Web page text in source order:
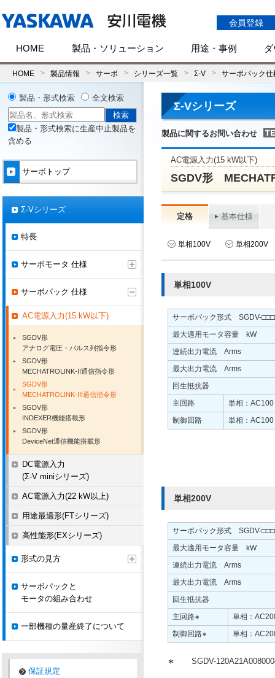
会員登録
HOME 製品・ソリューション 用途・事例
HOME 製品情報 サーボ シリーズ一覧 Σ-V サーボパック仕
Σ-Vシリーズ
製品に関するお問い合わせ
AC電源入力(15 kW以下)
SGDV形
定格 基本仕様
単相100V 単相200V
単相100V
サーボパック形式 SGDV-
最大適用モータ容量 kW
連続出力電流 Arms
最大出力電流 Arms
回生抵抗器
主回路
単相：AC100
制御回路
単相：AC100
単相200V
サーボパック形式 SGDV-
最大適用モータ容量 kW
連続出力電流 Arms
最大出力電流 Arms
回生抵抗器
主回路∗
単相：
制御回路∗ 単相：
∗ SGDV-
製品・形式検索 全文検索
製品・形式検索に生産中止製品を
含める
サーボトップ
Σ-Vシリーズ
特長
サーボモータ 仕様
サーボパック 仕様
AC電源入力(15 kW以下)
SGDV形
アナログ電圧・パルス列指令形
SGDV形
MECHATROLINK-II通信指令形
SGDV形
MECHATROLINK-III通信指令形
SGDV形
INDEXER機能搭載形
SGDV形
DeviceNet通信機能搭載形
DC電源入力
(Σ-V miniシリーズ)
AC電源入力(22 kW以上)
用途最適形(FTシリーズ)
高性能形(EXシリーズ)
形式の見方
サーボパックと
モータの組み合わせ
一部機種の量産終了について
保証規定